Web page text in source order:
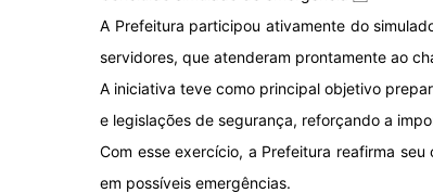
A Prefeitura participou ativamente do
servidores, que atenderam prontamente ao
A iniciativa teve como principal objetivo
e legislações de segurança, reforçando a
Com esse exercício, a Prefeitura reafirma
em possíveis emergências.